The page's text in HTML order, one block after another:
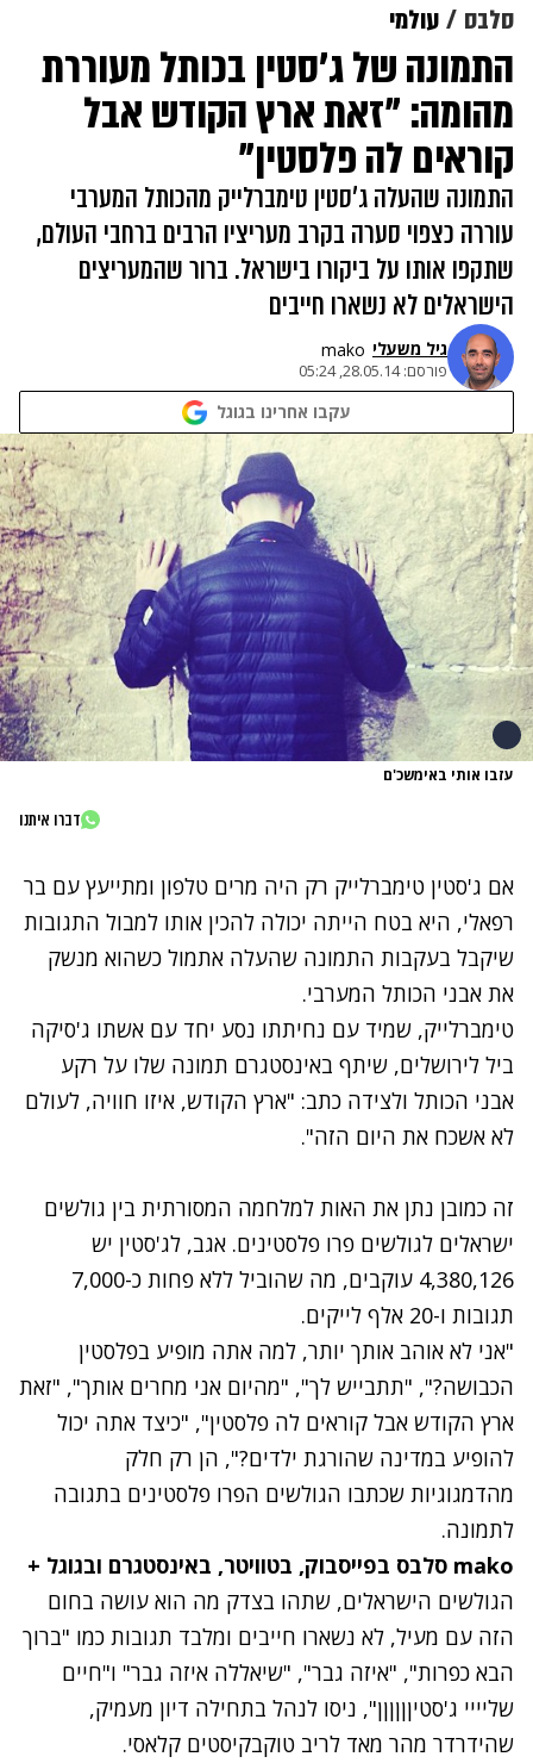
סלבס עולמי
התמונה של ג'סטין בכותל מעוררת
מהומה: "זאת ארץ הקודש אבל
קוראים לה פלסטין"
התמונה שהעלה ג'סטין טימברלייק מהכותל המערבי
עוררה כצפוי סערה בקרב מעריציו הרבים ברחבי העולם,
שתקפו אותו על ביקורו בישראל. ברור שהמעריצים
הישראלים לא נשארו חייבים
גיל משעלי mako
פורסם:28.05.14, 05:24
עקבו אחרינו בגוגל
עזבו אותי באימשכ'ם
דברו איתנו
אם ג'סטין טימברלייק רק היה מרים טלפון ומתייעץ עם בר
רפאלי, היא בטח הייתה יכולה להכין אותו למבול התגובות
שיקבל בעקבות התמונה שהעלה אתמול כשהוא מנשק
את אבני הכותל המערבי.
טימברלייק, שמיד עם נחיתתו נסע יחד עם אשתו ג'סיקה
ביל לירושלים, שיתף באינסטגרם תמונה שלו על רקע
אבני הכותל ולצידה כתב: "ארץ הקודש, איזו חוויה, לעולם
לא אשכח את היום הזה".
זה כמובן נתן את האות למלחמה המסורתית בין גולשים
ישראלים לגולשים פרו פלסטינים. אגב, לג'סטין יש
4,380,126 עוקבים, מה שהוביל ללא פחות כ-7,000
תגובות ו-20 אלף לייקים.
"אני לא אוהב אותך יותר, למה אתה מופיע בפלסטין
הכבושה?", "תתבייש לך", "מהיום אני מחרים אותך", "זאת
ארץ הקודש אבל קוראים לה פלסטין", "כיצד אתה יכול
להופיע במדינה שהורגת ילדים?", הן רק חלק
מהדמגוגיות שכתבו הגולשים הפרו פלסטינים בתגובה
לתמונה.
mako סלבס בפייסבוק, בטוויטר, באינסטגרם ובגוגל +
הגולשים הישראלים, שתהו בצדק מה הוא עושה בחום
הזה עם מעיל, לא נשארו חייבים ומלבד תגובות כמו "ברוך
הבא כפרות", "איזה גבר", "שיאללה איזה גבר" ו"חיים
שליייי ג'סטיןןןןןן", ניסו לנהל בתחילה דיון מעמיק,
שהידרדר מהר מאד לריב טוקבקיסטים קלאסי.